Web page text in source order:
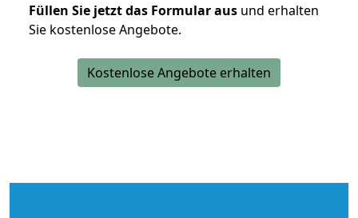
Füllen Sie jetzt das Formular aus und erhalten
Sie kostenlose Angebote.
Kostenlose Angebote erhalten